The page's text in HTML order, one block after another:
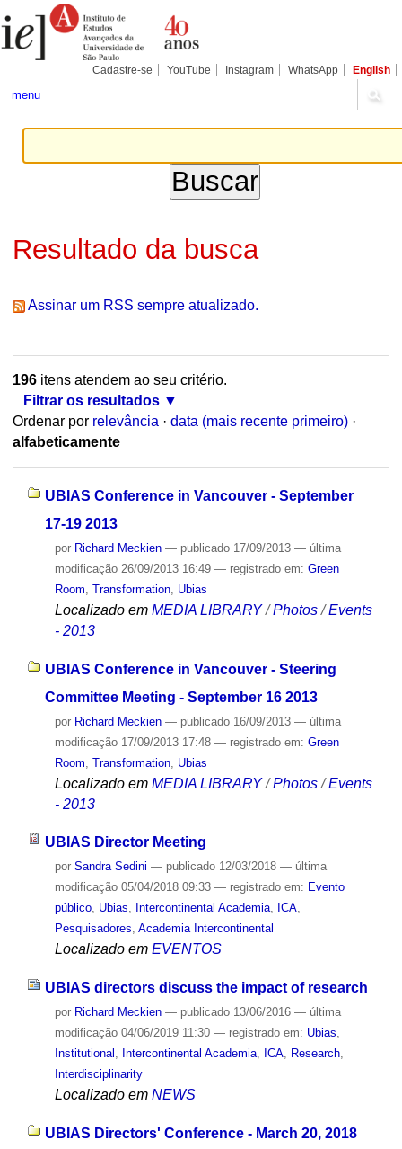
para
conteúdo.
Pessoais
Cadastre-se YouTube Instagram WhatsApp English
menu
Resultado da busca
Assinar um RSS sempre atualizado.
196itens atendem ao seu critério.
Filtrar os resultados
Ordenar por relevância · data (mais recente primeiro) ·
alfabeticamente
UBIAS Conference in Vancouver - September
17-19 2013
por Richard Meckien — publicado17/09/2013 — última
modificação26/09/2013 16:49 — registrado em: Green
Room Transformation, Ubias
Localizado em MEDIA LIBRARY /Photos /Events
- 2013
UBIAS Conference in Vancouver - Steering
Committee Meeting - September 16 2013
por Richard Meckien — publicado16/09/2013 — última
modificação17/09/2013 17:48 — registrado em: Green
Room Transformation, Ubias
Localizado em MEDIA LIBRARY /Photos /Events
- 2013
UBIAS Director Meeting
por Sandra Sedini — publicado12/03/2018 — última
modificação05/04/2018 09:33 — registrado em: Evento
público, Ubias, Intercontinental Academia, ICA,
Pesquisadores, Academia Intercontinental
Localizado em EVENTOS
UBIAS directors discuss the impact of research
por Richard Meckien — publicado13/06/2016 — última
modificação04/06/2019 11:30 — registrado em: Ubias,
Institutional , Intercontinental Academia, ICA, Research,
Interdisciplinarity
Localizado em NEWS
UBIAS Directors' Conference - March 20, 2018